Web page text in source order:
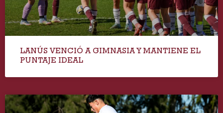
LANÚS VENCIÓ A GIMNASIA Y MANTIENE EL
PUNTAJE IDEAL